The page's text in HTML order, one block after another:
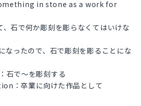
in stone as a work for
石で何か彫刻を彫らなくてはいけな
ったので、石で彫刻を彫ることにな
で～を彫刻する
：卒業に向けた作品として